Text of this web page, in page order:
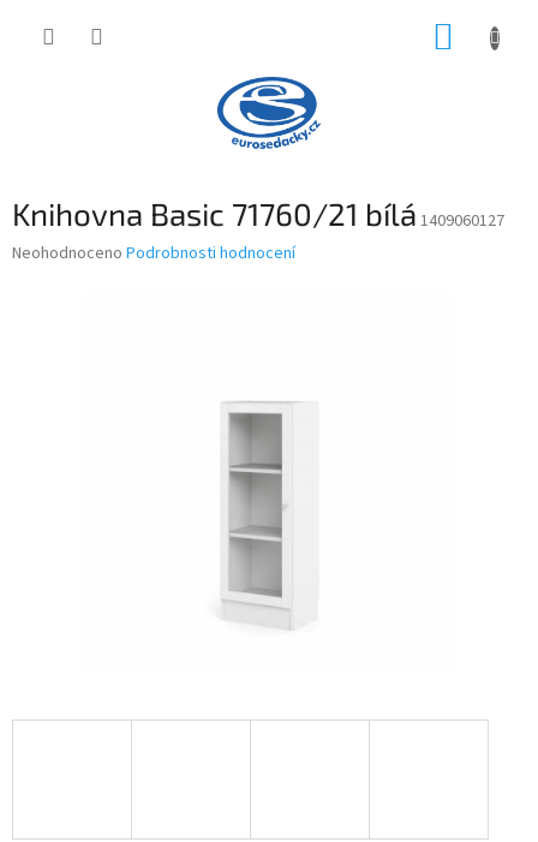
Knihovna Basic 71760/21 bílá 1409060127
Průměrné
Neohodnoceno Podrobnosti hodnocení